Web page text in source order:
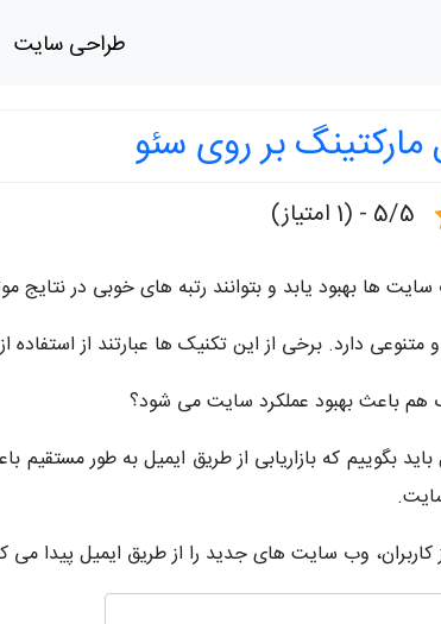
طراحی سایت
مارکتینگ بر روی سئو
5/5 - (1 امتیاز)
سایت ها بهبود یابد و بتوانند رتبه های خوبی در
متنوعی دارد. برخی از این تکنیک ها عبارتند از
هم باعث بهبود عملکرد سایت می شود؟
بگوییم که بازاریابی از طریق ایمیل به طور